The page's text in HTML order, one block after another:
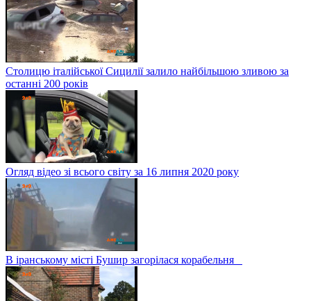
Столицю італійської Сицилії залило найбільшою зливою за
останні 200 років
Огляд відео зі всього світу за 16 липня 2020 року
В іранському місті Бушир загорілася корабельня